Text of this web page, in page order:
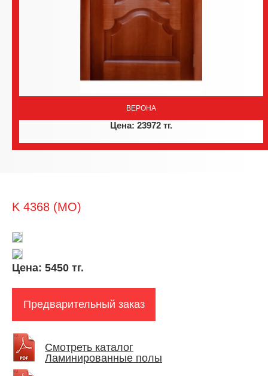
ВЕРОНА
Цена: 23972 тг.
K 4368 (MO)
Цена: 5450 тг.
Предварительный заказ
Смотреть каталог
Ламинированные полы